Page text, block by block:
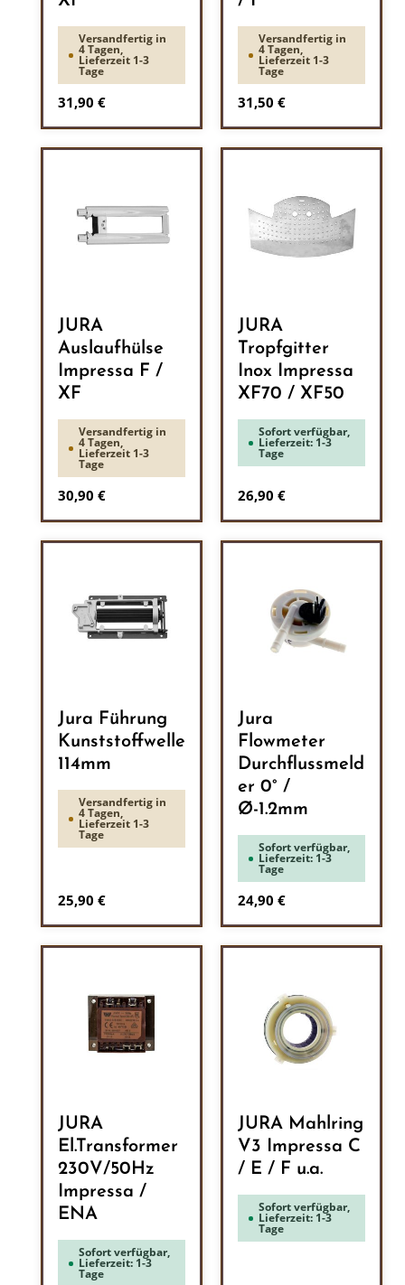
Versandfertig in
4 Tagen,
Lieferzeit 1-3
Tage
Regulärer Preis:
31,90 €
Versandfertig in
4 Tagen,
Lieferzeit 1-3
Tage
Regulärer Preis:
31,50 €
JURA
Auslaufhülse
Impressa F /
XF
Versandfertig in
4 Tagen,
Lieferzeit 1-3
Tage
Regulärer Preis:
30,90 €
JURA
Tropfgitter
Inox Impressa
XF70 / XF50
Sofort verfügbar,
Lieferzeit: 1-3
Tage
Regulärer Preis:
26,90 €
Jura Führung
Kunststoffwelle
114mm
Versandfertig in
4 Tagen,
Lieferzeit 1-3
Tage
Regulärer Preis:
25,90 €
Jura
Flowmeter
Durchflussmeld
er 0° /
Ø-1.2mm
Sofort verfügbar,
Lieferzeit: 1-3
Tage
Regulärer Preis:
24,90 €
JURA
El.Transformer
230V/50Hz
Impressa /
ENA
Sofort verfügbar,
Lieferzeit: 1-3
Tage
JURA Mahlring
V3 Impressa C
/ E / F u.a.
Sofort verfügbar,
Lieferzeit: 1-3
Tage